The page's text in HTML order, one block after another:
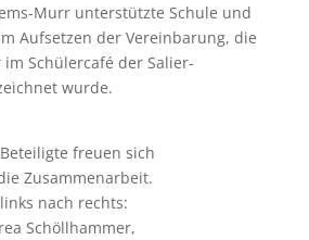
Murr unterstützte Schule und
Aufsetzen der Vereinbarung, die
Schülercafé der Salier-
wurde.
freuen sich
Zusammenarbeit.
nach rechts:
Schöllhammer,